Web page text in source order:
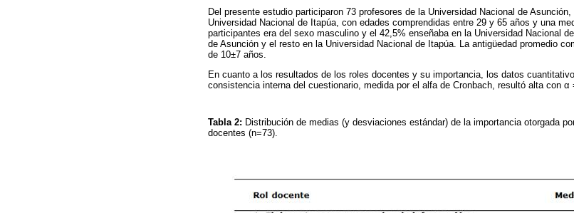
Del presente estudio participaron 73 profesores de la Universidad Nacional de
Universidad Nacional de Itapúa, con edades comprendidas entre 29 y 65 años y una
participantes era del sexo masculino y el 42,5% enseñaba en la Universidad Nacional
de Asunción y el resto en la Universidad Nacional de Itapúa. La antigüedad promedio
de 10±7 años.
En cuanto a los resultados de los roles docentes y su importancia, los datos
consistencia interna del cuestionario, medida por el alfa de Cronbach, resultó alta con α
Tabla 2: Distribución de medias (y desviaciones estándar) de la importancia otorgada
docentes (n=73).